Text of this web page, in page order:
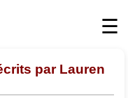
☰
par Lauren